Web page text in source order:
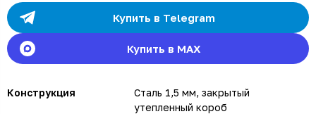
Купить в Telegram
Купить в MAX
Конструкция
Сталь 1,5 мм, закрытый
утепленный короб